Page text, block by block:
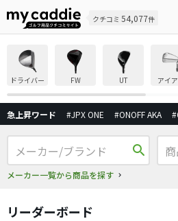
クチコミ 54,077件
ドライバー FW UT アイ
急上昇ワード #JPX ONE #ONOFF AKA
search
メーカー一覧から商品を探す
リーダーボード